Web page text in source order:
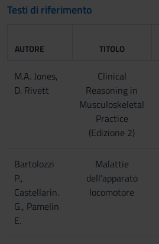
Testi di riferimento
AUTORE TITOLO
M.A. Jones,
D. Rivett
Clinical
Reasoning in
Musculoskeletal
Practice
(Edizione 2)
Bartolozzi
P.,
Castellarin.
G., Pamelin
E.
Malattie
dell'apparato
locomotore